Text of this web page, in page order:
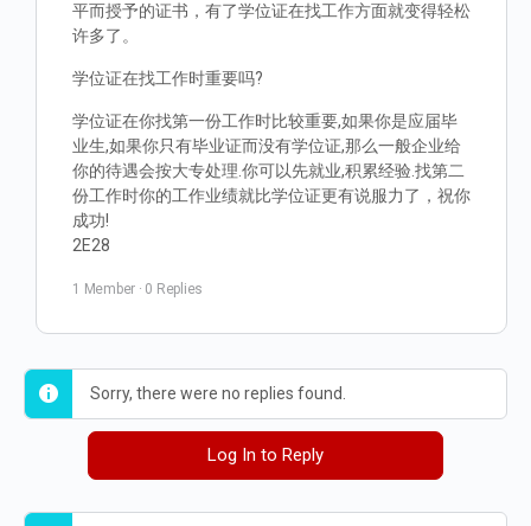
平而授予的证书，有了学位证在找工作方面就变得轻松
许多了。
学位证在找工作时重要吗?
学位证在你找第一份工作时比较重要,如果你是应届毕
业生,如果你只有毕业证而没有学位证,那么一般企业给
你的待遇会按大专处理.你可以先就业,积累经验.找第二
份工作时你的工作业绩就比学位证更有说服力了，祝你
成功!
2E28
1 Member · 0 Replies
Sorry, there were no replies found.
Log In to Reply